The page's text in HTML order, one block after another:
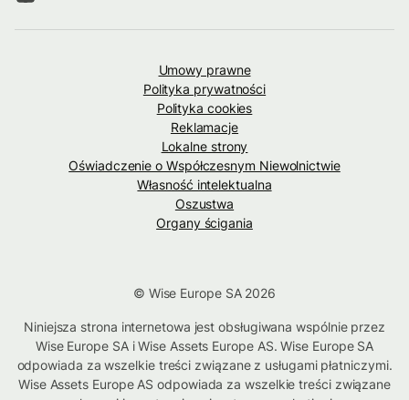
Umowy prawne
Polityka prywatności
Polityka cookies
Reklamacje
Lokalne strony
Oświadczenie o Współczesnym Niewolnictwie
Własność intelektualna
Oszustwa
Organy ścigania
© Wise Europe SA 2026
Niniejsza strona internetowa jest obsługiwana wspólnie przez
Wise Europe SA i Wise Assets Europe AS. Wise Europe SA
odpowiada za wszelkie treści związane z usługami płatniczymi.
Wise Assets Europe AS odpowiada za wszelkie treści związane